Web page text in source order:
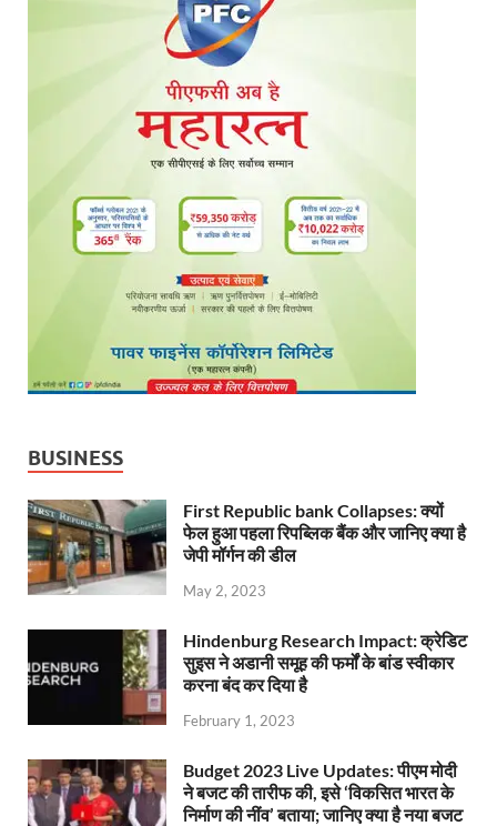
BUSINESS
First Republic bank Collapses: क्यों
फेल हुआ पहला रिपब्लिक बैंक और जानिए क्या है
जेपी मॉर्गन की डील
May 2, 2023
Hindenburg Research Impact: क्रेडिट
सुइस ने अडानी समूह की फर्मों के बांड स्वीकार
करना बंद कर दिया है
February 1, 2023
Budget 2023 Live Updates: पीएम मोदी
ने बजट की तारीफ की, इसे ‘विकसित भारत के
निर्माण की नींव’ बताया; जानिए क्या है नया बजट